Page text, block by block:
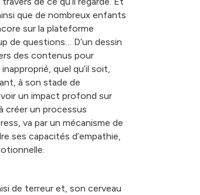
que de nombreux enfants
sur la plateforme
de questions… D’un dessin
des contenus pour
quel qu’il soit,
à son stade de
un impact profond sur
créer un processus
va par un mécanisme de
ses capacités d’empathie,
de terreur et, son cerveau